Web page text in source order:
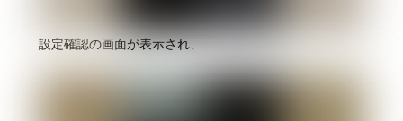
設定確認の画面が表示され、